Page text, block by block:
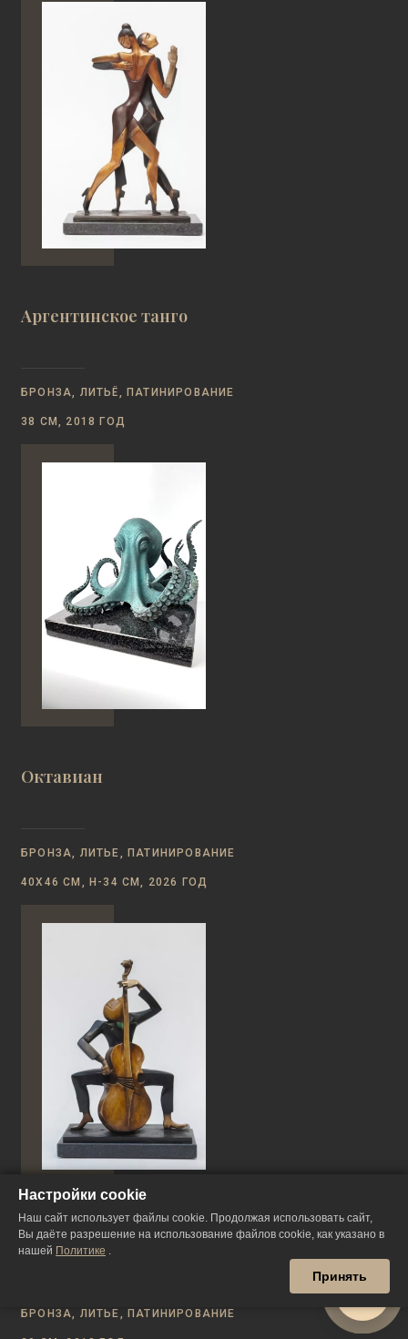
Аргентинское танго
БРОНЗА, ЛИТЬЁ, ПАТИНИРОВАНИЕ
38 СМ, 2018 ГОД
Октавиан
БРОНЗА, ЛИТЬЕ, ПАТИНИРОВАНИЕ
40Х46 СМ, Н-34 СМ, 2026 ГОД
Виолончелист
БРОНЗА, ЛИТЬЕ, ПАТИНИРОВАНИЕ
Настройки cookie
Наш сайт использует файлы cookie. Продолжая использовать сайт,
Вы даёте разрешение на использование файлов cookie, как указано в
нашей Политике .
Принять